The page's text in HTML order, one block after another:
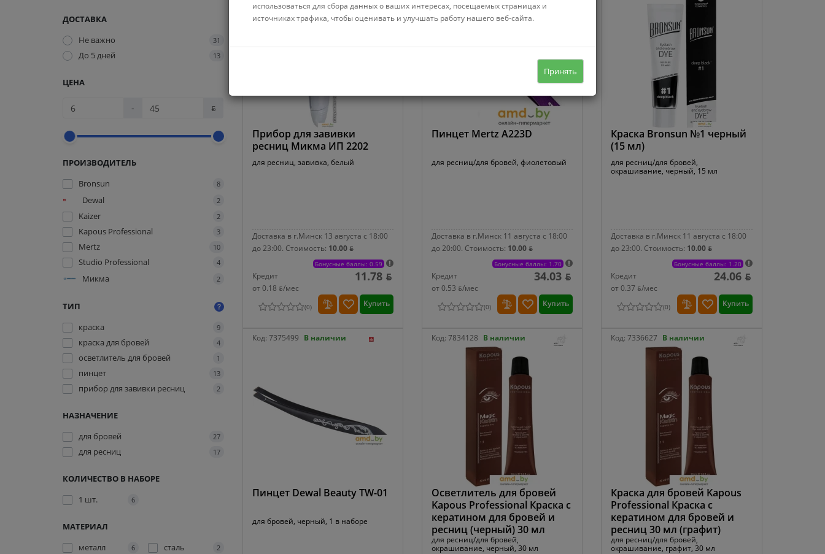
ДОСТАВКА
Не важно
31
До 5 дней 13
ЦЕНА
- ƃ
ПРОИЗВОДИТЕЛЬ
Bronsun
8
Dewal 2
Kaizer 2
Kapous Professional 3
Mertz 10
Studio Professional 4
Микма 2
ТИП
краска
9
краска для бровей 4
осветлитель для бровей 1
пинцет 13
прибор для завивки ресниц 2
НАЗНАЧЕНИЕ
для бровей
27
для ресниц 17
КОЛИЧЕСТВО В НАБОРЕ
1 шт.
6
МАТЕРИАЛ
металл
6 сталь 2
Прибор для завивки
ресниц Микма ИП 2202
для ресниц, завивка, белый
Доставка в г.Минск 13 августа с 18:00
до 23:00. Стоимость: 10.00 ƃ
Бонусные баллы: 0.59
Кредит
от 0.18 ƃ/мec
11.78 ƃ
(0) Купить
Пинцет Mertz A223D
для ресниц/для бровей, фиолетовый
Доставка в г.Минск 11 августа с 18:00
до 20:00. Стоимость: 10.00 ƃ
Бонусные баллы: 1.70
Кредит
от 0.53 ƃ/мec
34.03 ƃ
(0) Купить
Краска Bronsun №1 черный
(15 мл)
для ресниц/для бровей,
окрашивание, черный, 15 мл
Доставка в г.Минск 11 августа с 18:00
до 23:00. Стоимость: 10.00 ƃ
Бонусные баллы: 1.20
Кредит
от 0.37 ƃ/мec
24.06 ƃ
(0) Купить
Код: 7375499 В наличии
Пинцет Dewal Beauty TW-01
для бровей, черный, 1 в наборе
Код: 7834128 В наличии
Осветлитель для бровей
Kapous Professional Краска с
кератином для бровей и
ресниц (черный) 30 мл
для ресниц/для бровей,
окрашивание, черный, 30 мл
Код:7336627 В наличии
Краска для бровей Kapous
Professional Краска с
кератином для бровей и
ресниц 30 мл (графит)
для ресниц/для бровей,
окрашивание, графит, 30 мл
использоваться для сбора данных о ваших интересах, посещаемых страницах и
источниках трафика, чтобы оценивать и улучшать работу нашего веб-сайта.
Принять